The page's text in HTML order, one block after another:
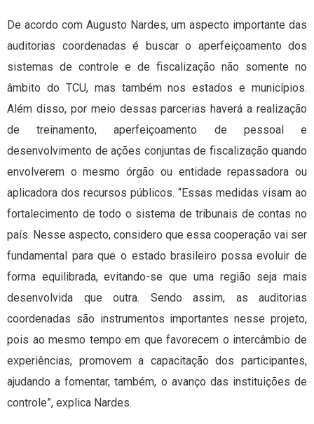
De acordo com Augusto Nardes, um aspecto importante das
auditorias coordenadas é buscar o aperfeiçoamento dos
sistemas de controle e de fiscalização não somente no
âmbito do TCU, mas também nos estados e municípios.
Além disso, por meio dessas parcerias haverá a realização
de treinamento, aperfeiçoamento de pessoal e
desenvolvimento de ações conjuntas de fiscalização quando
envolverem o mesmo órgão ou entidade repassadora ou
aplicadora dos recursos públicos. “Essas medidas visam ao
fortalecimento de todo o sistema de tribunais de contas no
país. Nesse aspecto, considero que essa cooperação vai ser
fundamental para que o estado brasileiro possa evoluir de
forma equilibrada, evitando-se que uma região seja mais
desenvolvida que outra. Sendo assim, as auditorias
coordenadas são instrumentos importantes nesse projeto,
pois ao mesmo tempo em que favorecem o intercâmbio de
experiências, promovem a capacitação dos participantes,
ajudando a fomentar, também, o avanço das instituições de
controle”, explica Nardes.